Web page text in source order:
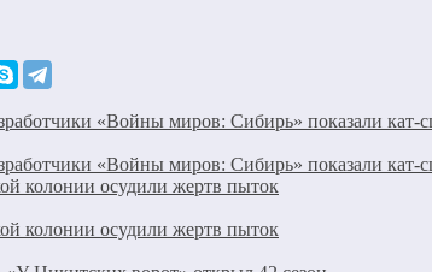
«Войны миров: Сибирь» показали кат-
«Войны миров: Сибирь» показали кат-
колонии осудили жертв пыток
колонии осудили жертв пыток